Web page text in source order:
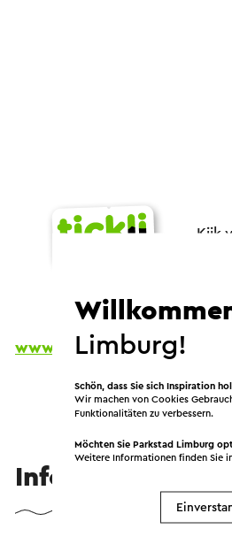
Kijk
www.tickli.nl
Information und
Limburg!
Schön, dass Sie sich Inspiration
Wir machen von Cookies
Funktionalitäten zu verbessern.
Möchten Sie Parkstad Limburg
Weitere Informationen finden Sie